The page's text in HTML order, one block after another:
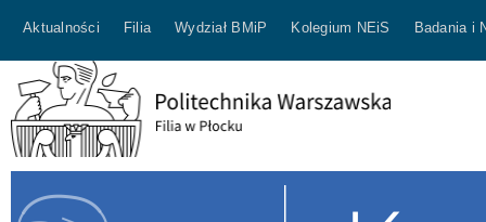
Aktualności Filia Wydział BMiP Kolegium NEiS Badania i